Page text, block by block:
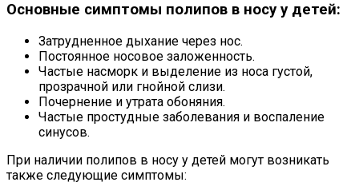
Основные симптомы полипов в носу у детей:
Затрудненное дыхание через нос.
Постоянное носовое заложенность.
Частые насморк и выделение из носа густой,
прозрачной или гнойной слизи.
Почернение и утрата обоняния.
Частые простудные заболевания и воспаление
синусов.
При наличии полипов в носу у детей могут возникать
также следующие симптомы: